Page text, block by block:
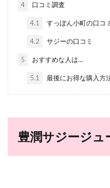
4 口コミ調査
4.1 すっぽん小町の口コミ
4.2 サジーの口コミ
5 おすすめな人は…
5.1 最後にお得な購入方
豊潤サジージュ